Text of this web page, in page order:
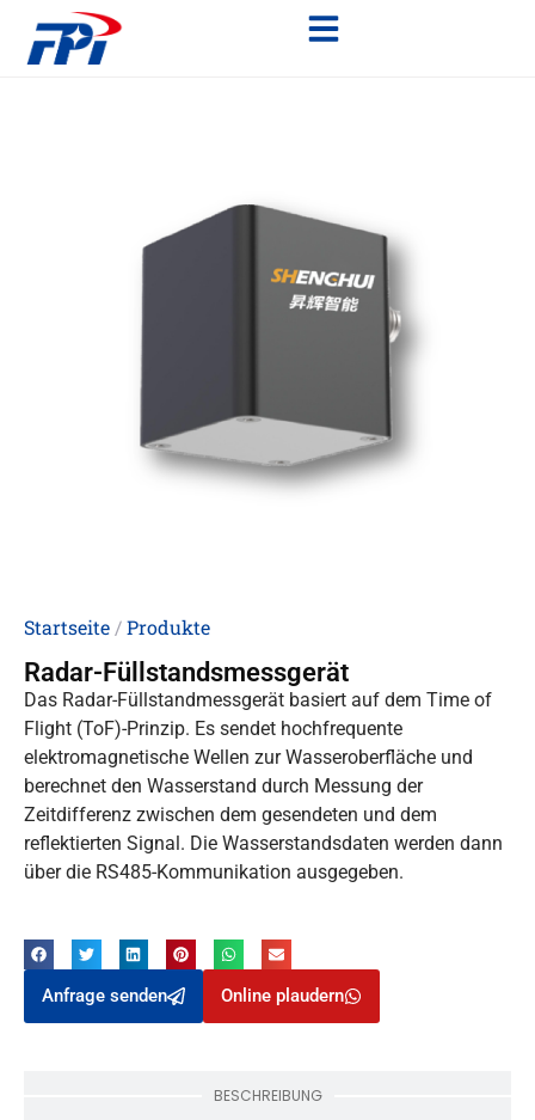
Startseite/Produkte
Radar-Füllstandsmessgerät
Das Radar-Füllstandmessgerät basiert auf dem Time of
Flight (ToF)-Prinzip. Es sendet hochfrequente
elektromagnetische Wellen zur Wasseroberfläche und
berechnet den Wasserstand durch Messung der
Zeitdifferenz zwischen dem gesendeten und dem
reflektierten Signal. Die Wasserstandsdaten werden dann
über die RS485-Kommunikation ausgegeben.
Anfrage senden Online plaudern
BESCHREIBUNG